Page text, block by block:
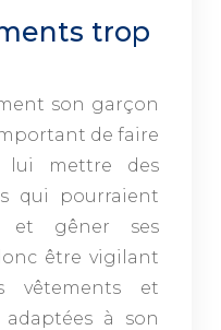
trop
son garçon
de faire
mettre des
qui pourraient
et gêner ses
être vigilant
vêtements et
à son